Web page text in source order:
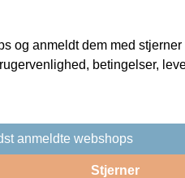
og anmeldt dem med stjerner
betingelser,
anmeldte webshops
Stjerner